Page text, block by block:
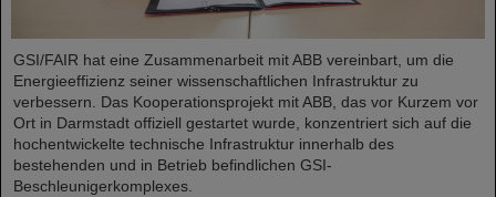
GSI/FAIR hat eine Zusammenarbeit mit ABB vereinbart, um die
Energieeffizienz seiner wissenschaftlichen Infrastruktur zu
verbessern. Das Kooperationsprojekt mit ABB, das vor Kurzem vor
Ort in Darmstadt offiziell gestartet wurde, konzentriert sich auf die
hochentwickelte technische Infrastruktur innerhalb des
bestehenden und in Betrieb befindlichen GSI-
Beschleunigerkomplexes.